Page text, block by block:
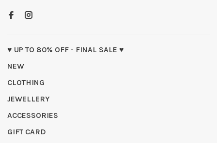
♥ UP TO 80% OFF - FINAL SALE ♥
NEW
CLOTHING
JEWELLERY
ACCESSORIES
GIFT CARD